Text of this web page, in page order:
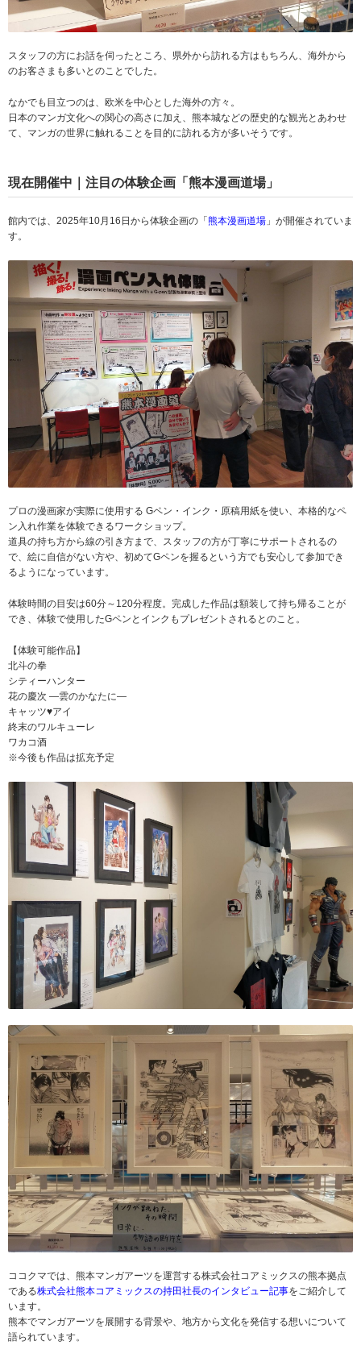
スタッフの方にお話を伺ったところ、県外から訪れる方はもちろん、海外から
のお客さまも多いとのことでした。
なかでも目立つのは、欧米を中心とした海外の方々。
日本のマンガ文化への関心の高さに加え、熊本城などの歴史的な観光とあわせ
て、マンガの世界に触れることを目的に訪れる方が多いそうです。
現在開催中｜注目の体験企画「熊本漫画道場」
館内では、2025年10月16日から体験企画の「熊本漫画道場 」が開催されていま
す。
プロの漫画家が実際に使用する Gペン・インク・原稿用紙を使い、本格的なペ
ン入れ作業を体験できるワークショップ。
道具の持ち方から線の引き方まで、スタッフの方が丁寧にサポートされるの
で、絵に自信がない方や、初めてGペンを握るという方でも安心して参加でき
るようになっています。
体験時間の目安は60分～120分程度。完成した作品は額装して持ち帰ることが
でき、体験で使用したGペンとインクもプレゼントされるとのこと。
【体験可能作品】
北斗の拳
シティーハンター
花の慶次 ―雲のかなたに―
キャッツ♥アイ
終末のワルキューレ
ワカコ酒
※今後も作品は拡充予定
ココクマでは、熊本マンガアーツを運営する株式会社コアミックスの熊本拠点
である株式会社熊本コアミックスの持田社長のインタビュー記事をご紹介して
います。
熊本でマンガアーツを展開する背景や、地方から文化を発信する想いについて
語られています。